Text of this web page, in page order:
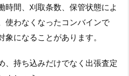
時間、刈取条数、保管状態によ
使わなくなったコンバインで
になることがあります。
、持ち込みだけでなく出張査定